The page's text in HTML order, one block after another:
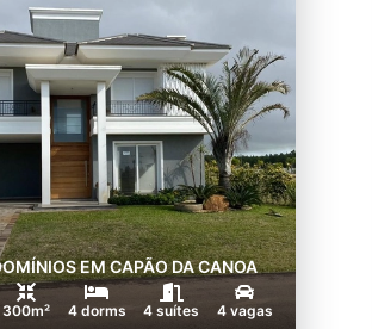
EM CAPÃO DA CANOA
300m² 4 dorms 4 suítes 4 vagas